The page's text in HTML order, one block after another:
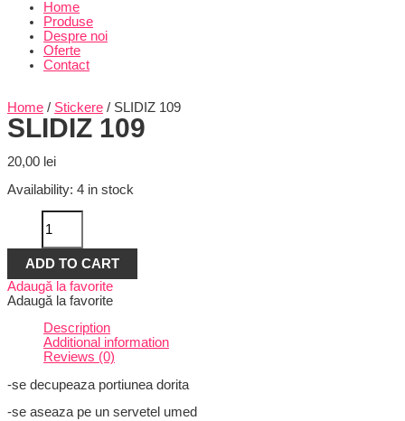
Home
Produse
Despre noi
Oferte
Contact
Home / Stickere / SLIDIZ 109
SLIDIZ 109
20,00 lei
Availability: 4 in stock
SLIDIZ
quantity
ADD TO CART
Adaugă la favorite
Adaugă la favorite
Description
Additional information
Reviews (0)
-se decupeaza portiunea dorita
-se aseaza pe un servetel umed